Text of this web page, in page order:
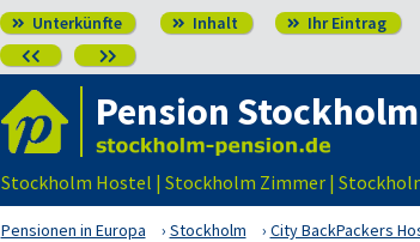
 Unterkünfte  Inhalt  Ihr Eintrag
 
Pension Stockholm
Stockholm Hostel | Stockholm Zimmer |
Pensionen in Europa Stockholm City BackPackers